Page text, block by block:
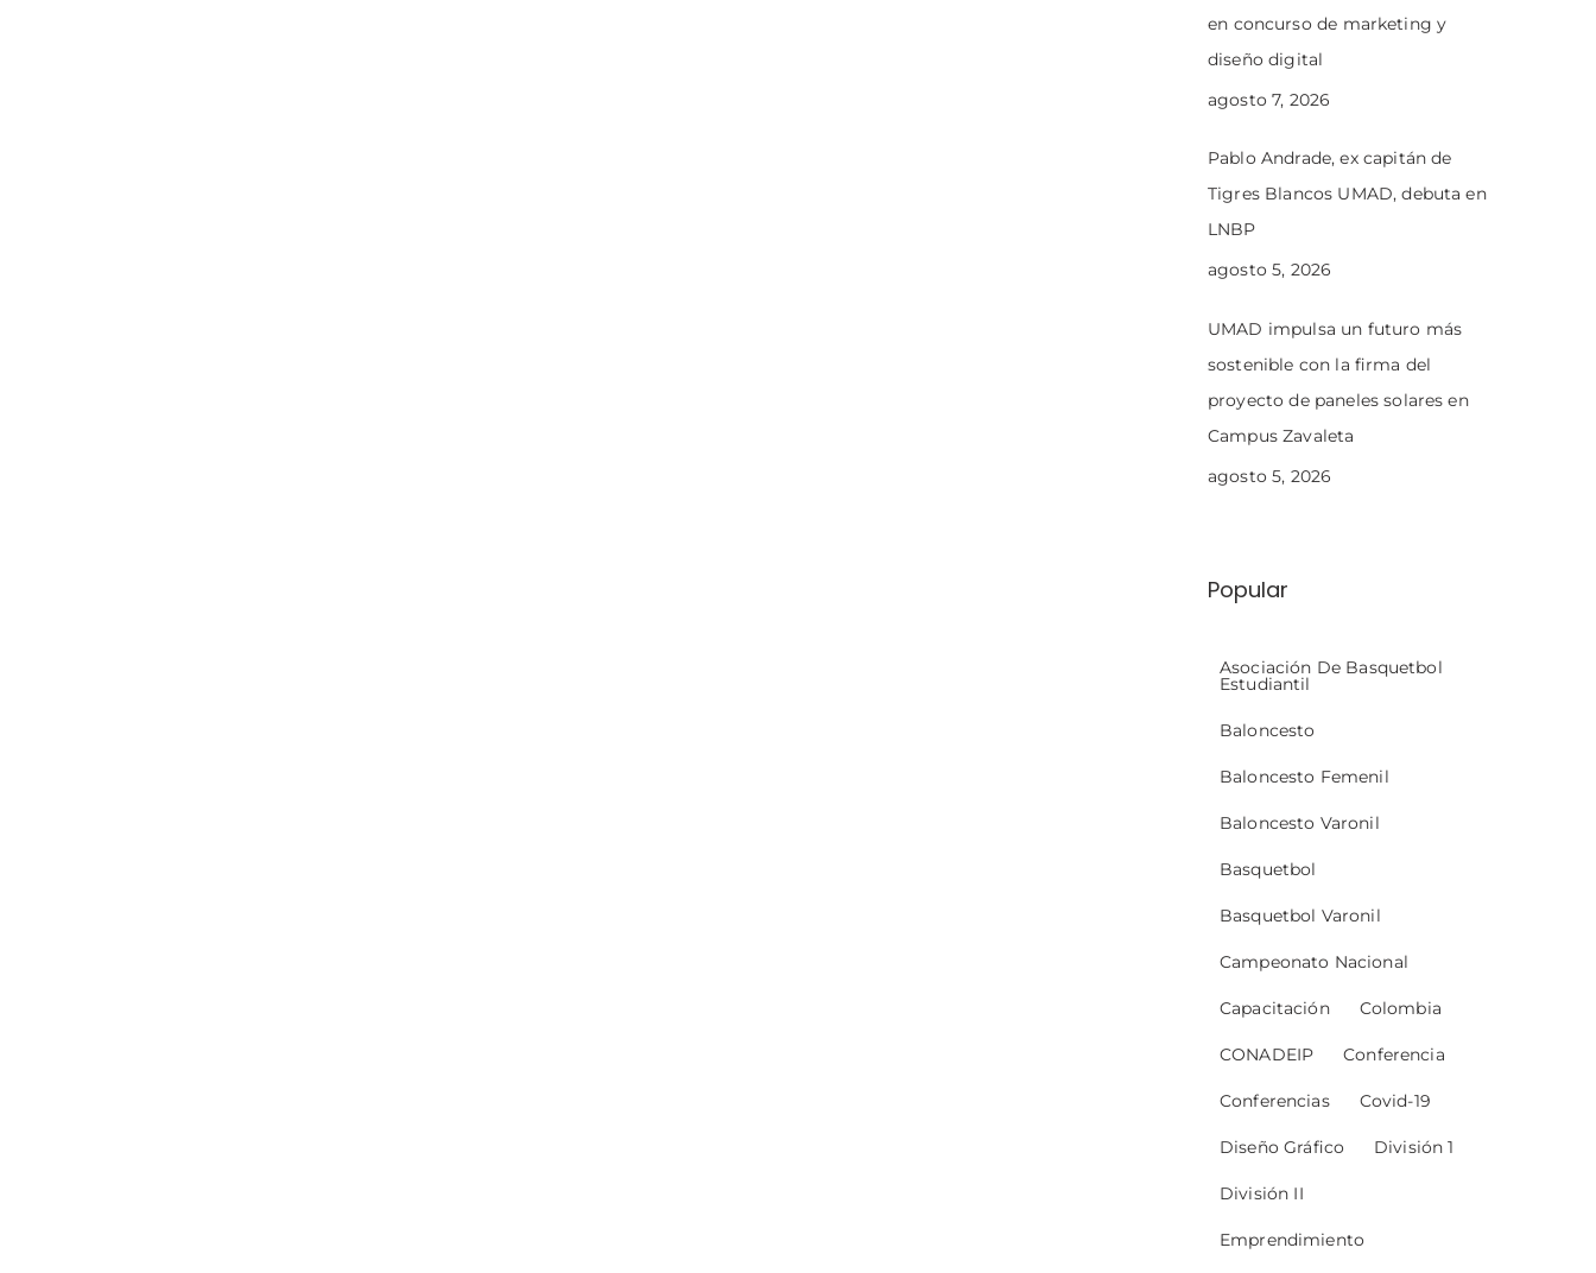
en concurso de marketing y
diseño digital
agosto 7, 2026
Pablo Andrade, ex capitán de
Tigres Blancos UMAD, debuta en
LNBP
agosto 5, 2026
UMAD impulsa un futuro más
sostenible con la firma del
proyecto de paneles solares en
Campus Zavaleta
agosto 5, 2026
Popular
Asociación De Basquetbol
Estudiantil
Baloncesto
Baloncesto Femenil
Baloncesto Varonil
Basquetbol
Basquetbol Varonil
Campeonato Nacional
Capacitación Colombia
CONADEIP Conferencia
Conferencias Covid-19
Diseño Gráfico División 1
División II
Emprendimiento